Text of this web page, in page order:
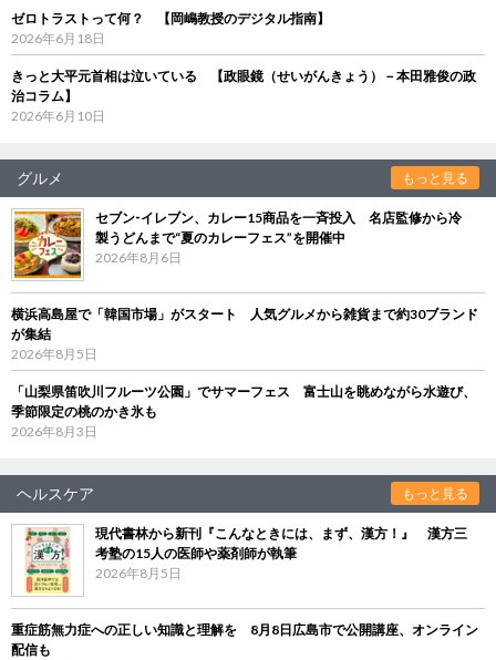
ゼロトラストって何？ 【岡嶋教授のデジタル指南】
2026年6月18日
きっと大平元首相は泣いている 【政眼鏡（せいがんきょう）－本田雅俊の政
治コラム】
2026年6月10日
グルメ もっと見る
セブン‐イレブン、カレー15商品を一斉投入 名店監修から冷
製うどんまで“夏のカレーフェス”を開催中
2026年8月6日
横浜高島屋で「韓国市場」がスタート 人気グルメから雑貨まで約30ブランド
が集結
2026年8月5日
「山梨県笛吹川フルーツ公園」でサマーフェス 富士山を眺めながら水遊び、
季節限定の桃のかき氷も
2026年8月3日
ヘルスケア もっと見る
現代書林から新刊『こんなときには、まず、漢方！』 漢方三
考塾の15人の医師や薬剤師が執筆
2026年8月5日
重症筋無力症への正しい知識と理解を 8月8日広島市で公開講座、オンライン
配信も